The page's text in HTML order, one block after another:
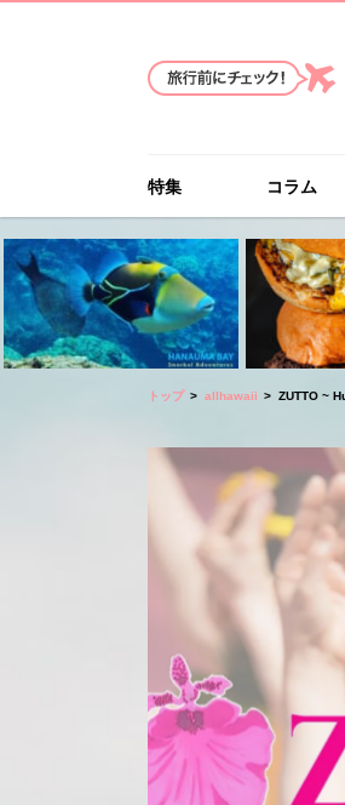
特集 コラム
トップ allhawaii ZUTTO ~